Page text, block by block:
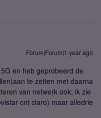
Forum|Forum|1 year ago
en heb geprobeerd de
te zetten met daarna
van netwerk ook; ik zie
cnt claro) maar alledrie